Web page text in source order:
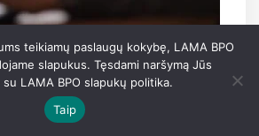
naudotis 2026 m.
konkursinio balo
teikiamų paslaugų kokybę, LAMA BPO
slapukus. Tęsdami naršymą Jūs
LAMA BPO slapukų politika.
Taip